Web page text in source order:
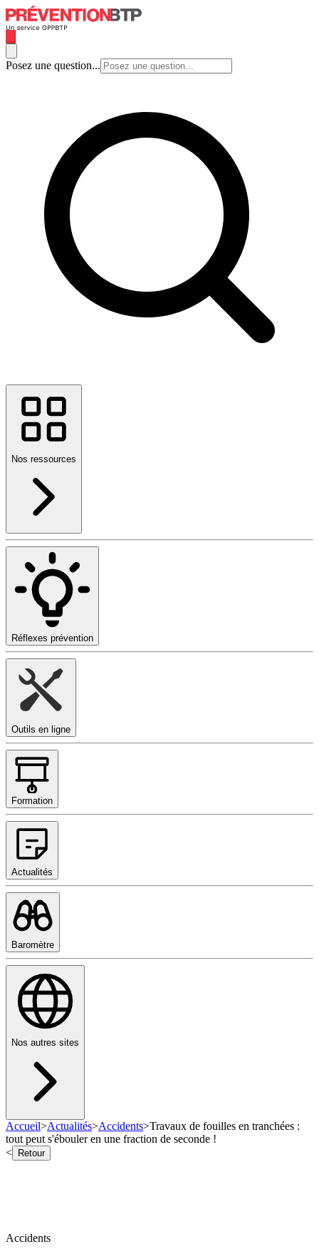
Posez une question...
Nos ressources
Réflexes prévention
Outils en ligne
Formation
Actualités
Baromètre
Nos autres sites
Accueil>Actualités>Accidents>Travaux de fouilles en tranchées :
tout peut s'ébouler en une fraction de seconde !
<
Retour
Accidents